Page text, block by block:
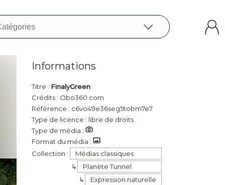
Informations
Titre : FinalyGreen
Crédits : Obo360.com
Référence : c6vo49e36seg5tobm7e7
Type de licence : libre de droits
Type de média :
Format du média :
Collection :
Médias classiques
Planète Tunnel
Expression naturelle